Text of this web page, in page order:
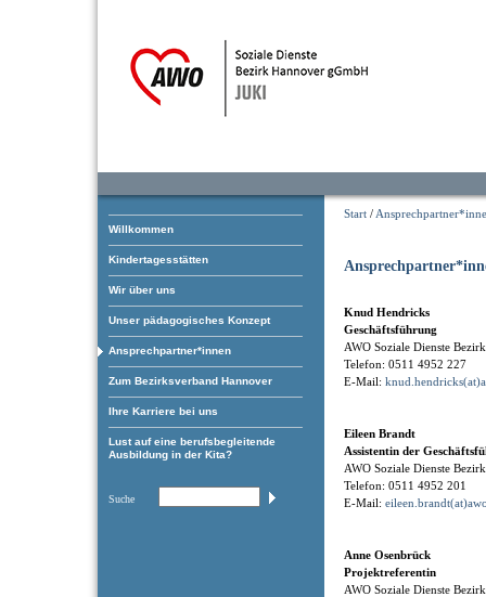
Willkommen
Kindertagesstätten
Wir über uns
Unser pädagogisches Konzept
Ansprechpartner*innen
Zum Bezirksverband Hannover
Ihre Karriere bei uns
Lust auf eine berufsbegleitende
Ausbildung in der Kita?
Suche
Start /
Knud Hendricks
Geschäftsführung
AWO Soziale Dienste
Telefon: 0511 4952 227
E-Mail:
Eileen Brandt
Assistentin der
AWO Soziale Dienste
Telefon: 0511 4952 201
E-Mail:
Anne Osenbrück
Projektreferentin
AWO Soziale Dienste